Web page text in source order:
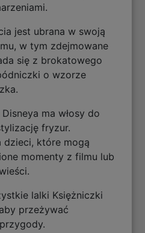
jest ubrana w swoją
w tym zdejmowane
się z brokatowego
o wzorze
ma włosy do
fryzur.
dzieci, które mogą
momenty z filmu lub
lalki Księżniczki
przeżywać